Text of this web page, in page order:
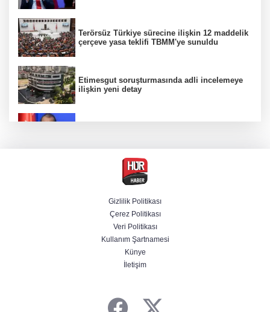
Terörsüz Türkiye sürecine ilişkin 12 maddelik
çerçeve yasa teklifi TBMM'ye sunuldu
Etimesgut soruşturmasında adli incelemeye
ilişkin yeni detay
Firari olarak aranıyordu! Menderes Belediye
Başkan Yardımcısı yakalandı
Cumhurbaşkanı Erdoğan'dan Terörsüz
Türkiye vurgusu
Serdal Adalı'dan Salah açıklaması!
Gizlilik Politikası
Çerez Politikası
Veri Politikası
Kullanım Şartnamesi
Künye
İletişim